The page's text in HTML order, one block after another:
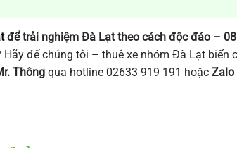
để trải nghiệm Đà Lạt theo cách độc đáo –
để chúng tôi – thuê xe nhóm Đà Lạt biến
Thôngqua hotline 02633 919 191 hoặc Zalo